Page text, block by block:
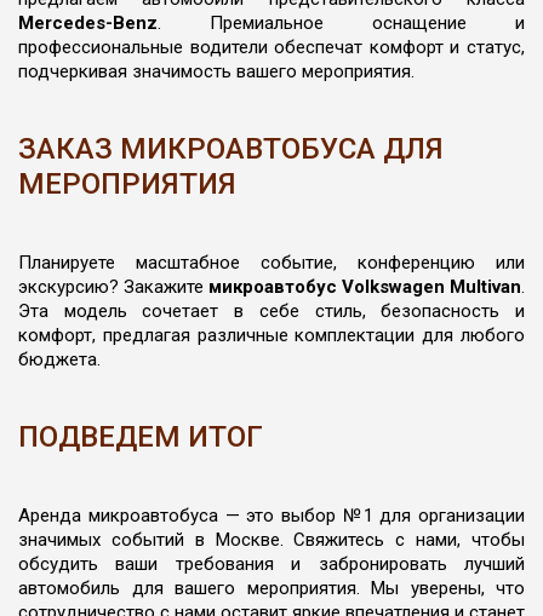
Mercedes-Benz. Премиальное оснащение и
профессиональные водители обеспечат комфорт и статус,
подчеркивая значимость вашего мероприятия.
ЗАКАЗ МИКРОАВТОБУСА ДЛЯ
МЕРОПРИЯТИЯ
Планируете масштабное событие, конференцию или
экскурсию? Закажите микроавтобус Volkswagen Multivan.
Эта модель сочетает в себе стиль, безопасность и
комфорт, предлагая различные комплектации для любого
бюджета.
ПОДВЕДЕМ ИТОГ
Аренда микроавтобуса — это выбор №1 для организации
значимых событий в Москве. Свяжитесь с нами, чтобы
обсудить ваши требования и забронировать лучший
автомобиль для вашего мероприятия. Мы уверены, что